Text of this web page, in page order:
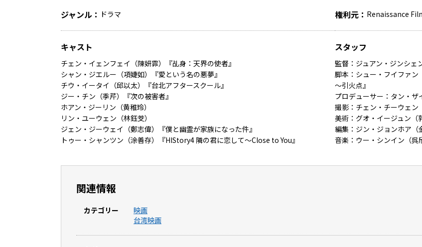
ジャンル ドラマ 権利元 Renaissance
キャスト
チェン・イェンフェイ（陳妍霏）『乩身：天界の使者』
シャン・ジエルー（項婕如）『愛という名の悪夢』
チウ・イータイ（邱以太）『台北アフタースクール』
ジー・チン（季芹）『次の被害者』
ホアン・ジーリン（黄稚玲）
リン・ユーウェン（林鈺芠）
ジェン・ジーウェイ（鄭志偉）『僕と幽霊が家族になった件』
トゥー・シャンツン（涂善存）『HIStory4 隣の君に恋して～Close to You』
スタッフ
監督：ジュアン・ジンシェ
脚本：シュー・フイファ
～引火点』
プロデューサー：タン・ザ
撮影：チェン・チーウェン
美術：グオ・イージュン（
編集：ジン・ジョンホア（
音楽：ウー・シンイン（呉
関連情報
カテゴリー
映画
台湾映画